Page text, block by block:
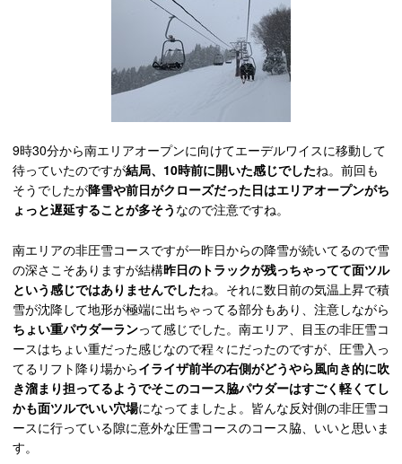
9時30分から南エリアオープンに向けてエーデルワイスに移動して
待っていたのですが結局、10時前に開いた感じでしたね。前回も
そうでしたが降雪や前日がクローズだった日はエリアオープンがち
ょっと遅延することが多そう なので注意ですね。
南エリアの非圧雪コースですが一昨日からの降雪が続いてるので雪
の深さこそありますが結構昨日のトラックが残っちゃってて面ツル
という感じではありませんでしたね。それに数日前の気温上昇で積
雪が沈降して地形が極端に出ちゃってる部分もあり、注意しながら
ちょい重パウダーランって感じでした。南エリア、目玉の非圧雪コ
ースはちょい重だった感じなので程々にだったのですが、圧雪入っ
てるリフト降り場からイライザ前半の右側がどうやら風向き的に吹
き溜まり担ってるようでそこのコース脇パウダーはすごく軽くてし
かも面ツルでいい穴場になってましたよ。皆んな反対側の非圧雪コ
ースに行っている隙に意外な圧雪コースのコース脇、いいと思いま
す。